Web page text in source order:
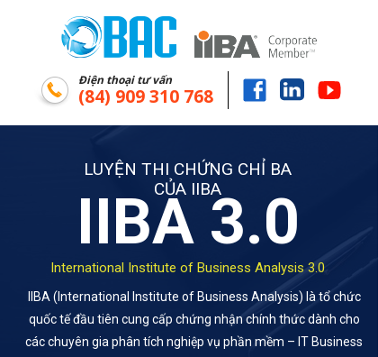
(84) 909 310 768
Điện thoại tư vấn
International Institute of Business Analysis 3.0
LUYỆN THI CHỨNG CHỈ BA
CỦA IIBA
IIBA 3.0
IIBA (International Institute of Business Analysis) là tổ chức
quốc tế đầu tiên cung cấp chứng nhận chính thức dành cho
các chuyên gia phân tích nghiệp vụ phần mềm – IT Business